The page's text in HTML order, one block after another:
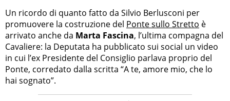
Un ricordo di quanto fatto da Silvio Berlusconi per
promuovere la costruzione del Ponte sullo Stretto è
arrivato anche da Marta Fascina, l’ultima compagna del
Cavaliere: la Deputata ha pubblicato sui social un video
in cui l’ex Presidente del Consiglio parlava proprio del
Ponte, corredato dalla scritta “A te, amore mio, che lo
hai sognato”.